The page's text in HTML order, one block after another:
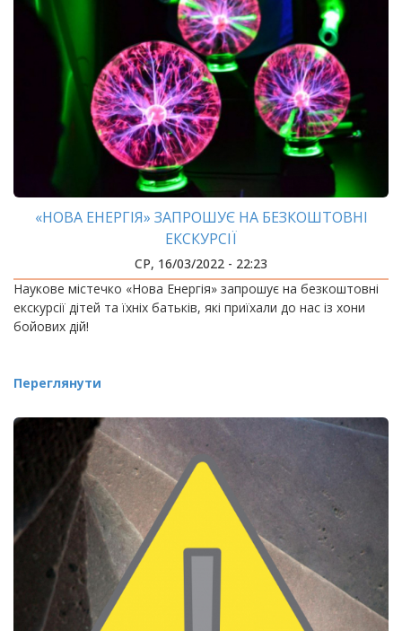
«НОВА ЕНЕРГІЯ» ЗАПРОШУЄ НА БЕЗКОШТОВНІ
ЕКСКУРСІЇ
СР, 16/03/2022 - 22:23
Наукове містечко «Нова Енергія» запрошує на безкоштовні
екскурсії дітей та їхніх батьків, які приїхали до нас із хони
бойових дій!
Переглянути